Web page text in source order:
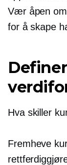
Vær åpen
for å skape
Hva skiller
Fremheve